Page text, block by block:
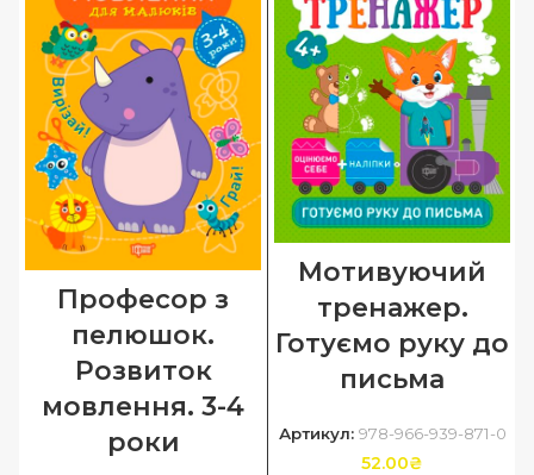
Професор з
пелюшок.
Розвиток
мовлення. 3-4
роки
Мотивуючий
тренажер.
Готуємо руку до
письма
Артикул: 978-966-939-871-0
52.00₴